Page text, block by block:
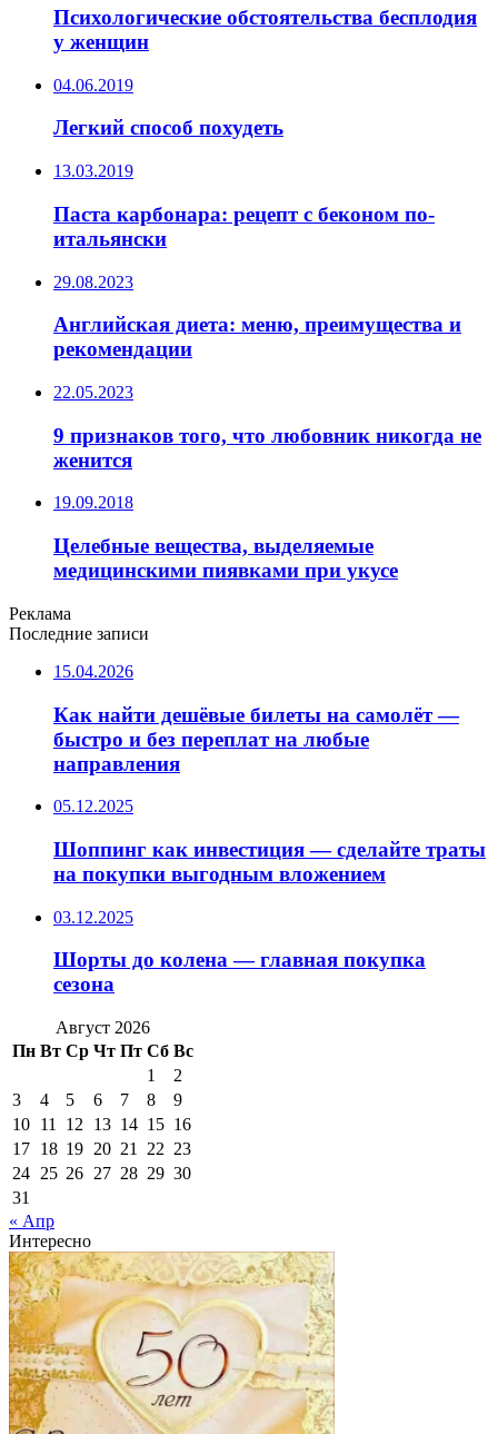
Психологические обстоятельства бесплодия
у женщин
04.06.2019
Легкий способ похудеть
13.03.2019
Паста карбонара: рецепт с беконом по-
итальянски
29.08.2023
Английская диета: меню, преимущества и
рекомендации
22.05.2023
9 признаков того, что любовник никогда не
женится
19.09.2018
Целебные вещества, выделяемые
медицинскими пиявками при укусе
Реклама
Последние записи
15.04.2026
Как найти дешёвые билеты на самолёт —
быстро и без переплат на любые
направления
05.12.2025
Шоппинг как инвестиция — сделайте траты
на покупки выгодным вложением
03.12.2025
Шорты до колена — главная покупка
сезона
Август 2026
Пн Вт Ср Чт Пт Сб Вс
1
2
3
4 5 6 7 8
9
10 11 12 13 14 15 16
17 18 19 20 21 22 23
24 25 26 27 28 29 30
31
« Апр
Интересно